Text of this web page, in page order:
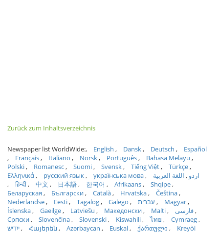
Zurück zum Inhaltsverzeichnis
Newspaper list WorldWide: English Dansk Deutsch
Español
Français
Italiano Norsk Português
Bahasa Melayu
Polski
Romanesc Suomi Svensk Tiếng Việt
Türkçe
Ελληνικά
русский язык українська мова اردو
اللغة العربية
हिन्दी
中文 日本語 한국어 Afrikaans
Shqipe
Беларуская
Български Català Hrvatska
Čeština
Nederlandse
Eesti Tagalog Galego עברית
Magyar
Íslenska
Gaeilge Latviešu Македонски Malti
فارسی
Српски
Slovenčina Slovenski Kiswahili ไทย
Cymraeg
ייִדיש
Հայերեն Azərbaycan Euskal ქართული
Kreyòl